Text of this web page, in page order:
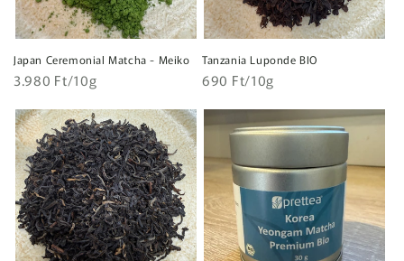
Japan Ceremonial Matcha - Meiko
Normál
Egységár
3.980 Ft/10g
Tanzania Luponde BIO
Normál
Egységár
690 Ft/10g